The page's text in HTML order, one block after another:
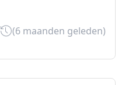
(6 maanden geleden)